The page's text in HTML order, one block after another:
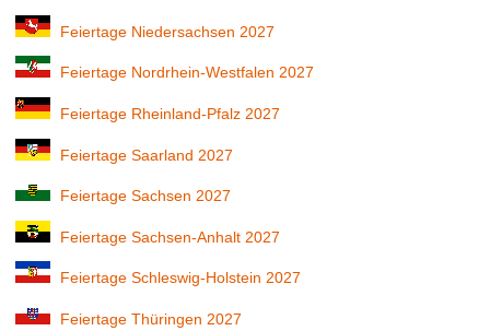
Feiertage Niedersachsen 2027
Feiertage Nordrhein-Westfalen 2027
Feiertage Rheinland-Pfalz 2027
Feiertage Saarland 2027
Feiertage Sachsen 2027
Feiertage Sachsen-Anhalt 2027
Feiertage Schleswig-Holstein 2027
Feiertage Thüringen 2027